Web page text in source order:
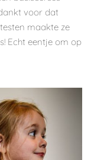
voor dat
maakte ze
Echt eentje om op